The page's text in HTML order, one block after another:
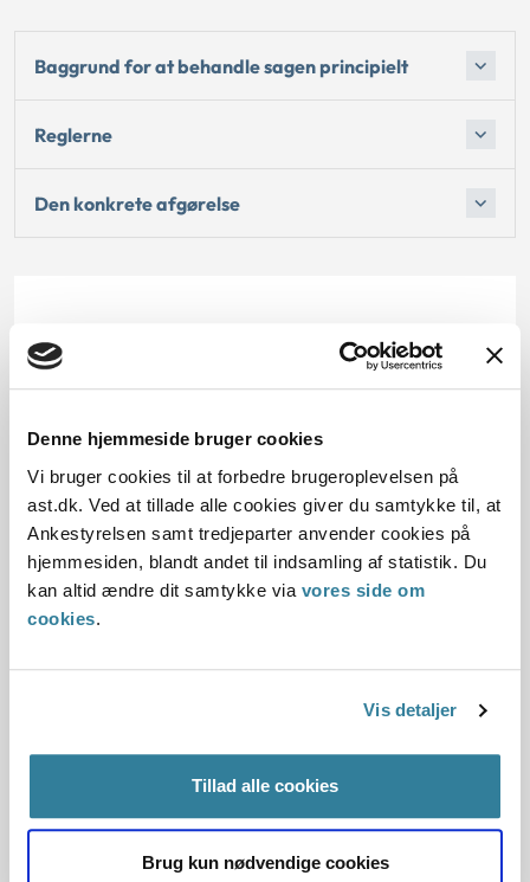
Denne hjemmeside bruger cookies
Vi bruger cookies til at forbedre brugeroplevelsen på
ast.dk. Ved at tillade alle cookies giver du samtykke til, at
Ankestyrelsen samt tredjeparter anvender cookies på
hjemmesiden, blandt andet til indsamling af statistik. Du
kan altid ændre dit samtykke via vores side om
cookies.
Vis detaljer
Tillad alle cookies
Brug kun nødvendige cookies
Baggrund for at behandle sagen principielt
Reglerne
Den konkrete afgørelse
16.11.2017
Offentliggørelsesdato
17.11.2017
Denne principafgørelse er kasseret den 16. april
2018, idet den er blevet erstattet af principafgørelse
11-18.
Journalnummer